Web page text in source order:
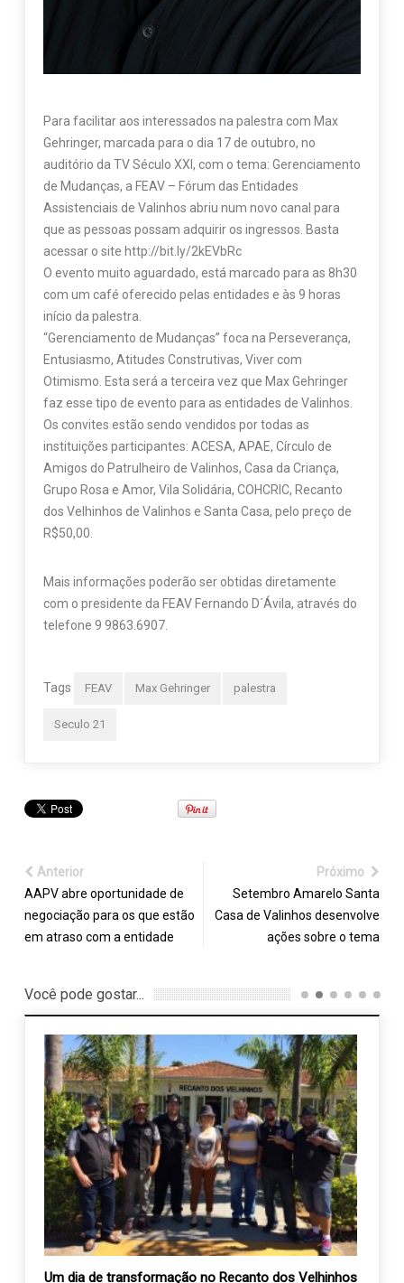
Para facilitar aos interessados na palestra com Max
Gehringer, marcada para o dia 17 de outubro, no
auditório da TV Século XXI, com o tema: Gerenciamento
de Mudanças, a FEAV – Fórum das Entidades
Assistenciais de Valinhos abriu num novo canal para
que as pessoas possam adquirir os ingressos. Basta
acessar o site http://bit.ly/2kEVbRc
O evento muito aguardado, está marcado para as 8h30
com um café oferecido pelas entidades e às 9 horas
início da palestra.
“Gerenciamento de Mudanças” foca na Perseverança,
Entusiasmo, Atitudes Construtivas, Viver com
Otimismo. Esta será a terceira vez que Max Gehringer
faz esse tipo de evento para as entidades de Valinhos.
Os convites estão sendo vendidos por todas as
instituições participantes: ACESA, APAE, Círculo de
Amigos do Patrulheiro de Valinhos, Casa da Criança,
Grupo Rosa e Amor, Vila Solidária, COHCRIC, Recanto
dos Velhinhos de Valinhos e Santa Casa, pelo preço de
R$50,00.
Mais informações poderão ser obtidas diretamente
com o presidente da FEAV Fernando D´Ávila, através do
telefone 9 9863.6907.
Tags FEAV Max Gehringer palestra
Seculo 21
Anterior
AAPV abre oportunidade de
negociação para os que estão
em atraso com a entidade
Próximo
Setembro Amarelo Santa
Casa de Valinhos desenvolve
ações sobre o tema
Você pode gostar...
Um dia de transformação no Recanto dos Velhinhos